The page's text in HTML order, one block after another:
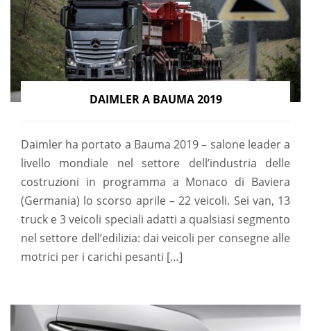
DAIMLER A BAUMA 2019
Daimler ha portato a Bauma 2019 – salone leader a
livello mondiale nel settore dell’industria delle
costruzioni in programma a Monaco di Baviera
(Germania) lo scorso aprile – 22 veicoli. Sei van, 13
truck e 3 veicoli speciali adatti a qualsiasi segmento
nel settore dell’edilizia: dai veicoli per consegne alle
motrici per i carichi pesanti […]